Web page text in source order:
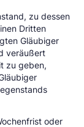
zu dessen
Dritten
Gläubiger
veräußert
zu geben,
oder